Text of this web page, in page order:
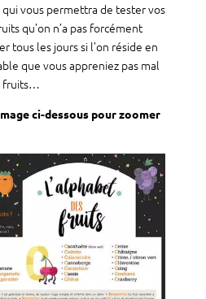
vous permettra de tester vos
qu’on n’a pas forcément
tous les jours si l’on réside en
que vous appreniez pas mal
fruits…
ci-dessous pour zoomer